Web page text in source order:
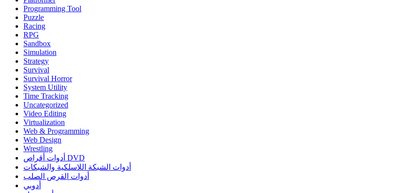
Programming Tool
Puzzle
Racing
RPG
Sandbox
Simulation
Strategy
Survival
Survival Horror
System Utility
Time Tracking
Uncategorized
Video Editing
Virtualization
Web & Programming
Web Design
Wrestling
أدوات أقراص DVD
أدوات الشبكة اللاسلكية والشبكات
أدوات القرص الصلب
أدوبي